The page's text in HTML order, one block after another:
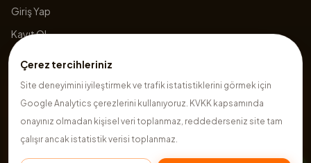
Çerez tercihleriniz
Site deneyimini iyileştirmek ve trafik istatistiklerini görmek için
Google Analytics çerezlerini kullanıyoruz. KVKK kapsamında
onayınız olmadan kişisel veri toplanmaz, reddederseniz site tam
çalışır ancak istatistik verisi toplanmaz.
Giriş Yap
Kayıt Ol
2026 Hazırsite. Tüm hakları saklıdır.